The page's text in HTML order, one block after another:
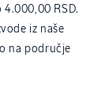
RSD.
iz naše
na područje